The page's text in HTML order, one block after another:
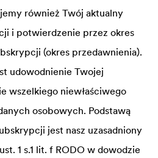
również Twój aktualny
i potwierdzenie przez okres
(okres przedawnienia).
udowodnienie Twojej
wszelkiego niewłaściwego
osobowych. Podstawą
jest nasz uzasadniony
1 s.1 lit. f RODO w dowodzie